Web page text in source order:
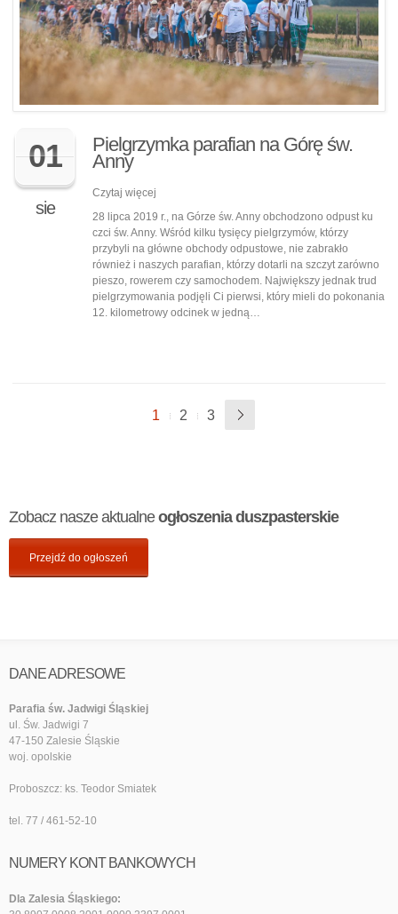
01
sie
Pielgrzymka parafian na Górę św.
Anny
Czytaj więcej
28 lipca 2019 r., na Górze św. Anny obchodzono odpust ku
czci św. Anny. Wśród kilku tysięcy pielgrzymów, którzy
przybyli na główne obchody odpustowe, nie zabrakło
również i naszych parafian, którzy dotarli na szczyt zarówno
pieszo, rowerem czy samochodem. Największy jednak trud
pielgrzymowania podjęli Ci pierwsi, który mieli do pokonania
12. kilometrowy odcinek w jedną…
1 2 3
Zobacz nasze aktualneogłoszenia duszpasterskie
Przejdź do ogłoszeń
DANE ADRESOWE
Parafia św. Jadwigi Śląskiej
ul. Św. Jadwigi 7
47-150 Zalesie Śląskie
woj. opolskie
Proboszcz: ks. Teodor Smiatek
tel. 77 / 461-52-10
NUMERY KONT BANKOWYCH
Dla Zalesia Śląskiego: